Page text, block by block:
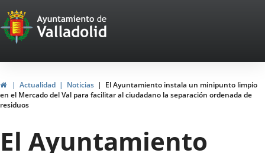
Portal
Web
del
Ayuntamiento
de
Valladolid
HomeActualidad Noticias
El Ayuntamiento instala un minipunto limpio
en el Mercado del Val para facilitar al ciudadano la separación ordenada de
residuos
El Ayuntamiento